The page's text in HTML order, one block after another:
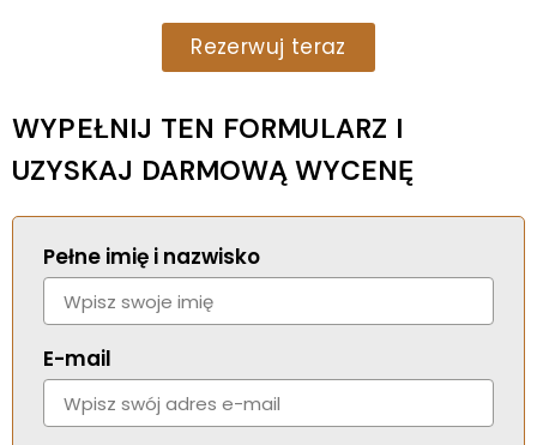
Rezerwuj teraz
WYPEŁNIJ TEN FORMULARZ I
UZYSKAJ DARMOWĄ WYCENĘ
Pełne imię i nazwisko
E-mail